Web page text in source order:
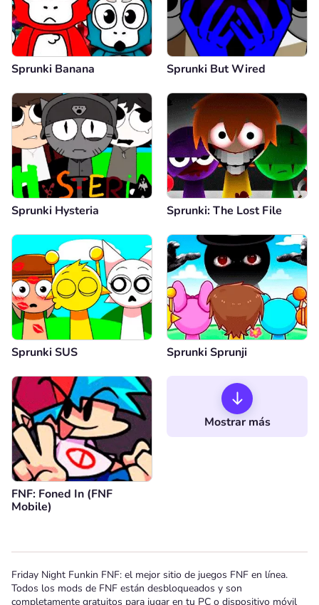
Sprunki Banana Sprunki But Wired
Sprunki Hysteria Sprunki: The Lost File
Sprunki SUS Sprunki Sprunji
FNF: Foned In (FNF
Mobile)
Mostrar más
Friday Night Funkin FNF: el mejor sitio de juegos FNF en línea.
Todos los mods de FNF están desbloqueados y son
completamente gratuitos para jugar en tu PC o dispositivo móvil